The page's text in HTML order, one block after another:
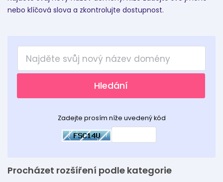
nebo klíčová slova a zkontrolujte dostupnost.
Hledání
Zadejte prosím níže uvedený kód
Procházet rozšíření podle kategorie